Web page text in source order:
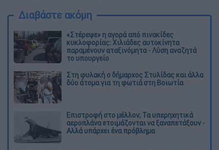
Διαβάστε ακόμη
«Στέρεψε» η αγορά από πινακίδες
κυκλοφορίας: Χιλιάδες αυτοκίνητα
παραμένουν αταξινόμητα - Λύση αναζητά
το υπουργείο
Στη φυλακή ο δήμαρχος Στυλίδας και άλλα
δύο άτομα για τη φωτιά στη Βοιωτία
Επιστροφή στο μέλλον; Τα υπερηχητικά
αεροπλάνα ετοιμάζονται να ξαναπετάξουν -
Αλλά υπάρχει ένα πρόβλημα